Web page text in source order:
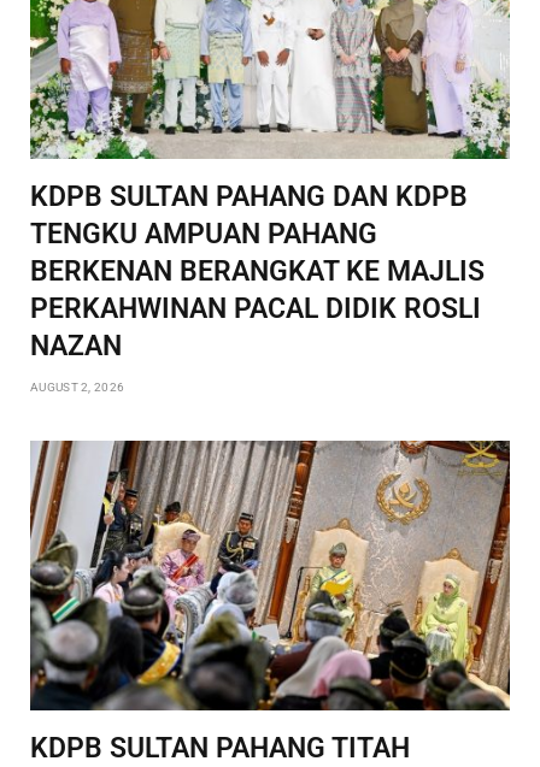
KDPB SULTAN PAHANG DAN KDPB
TENGKU AMPUAN PAHANG
BERKENAN BERANGKAT KE MAJLIS
PERKAHWINAN PACAL DIDIK ROSLI
NAZAN
AUGUST 2, 2026
KDPB SULTAN PAHANG TITAH